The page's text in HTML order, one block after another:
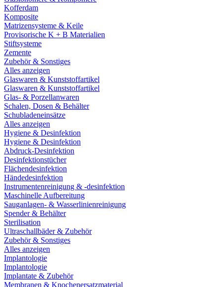
Kofferdam
Komposite
Matrizensysteme & Keile
Provisorische K + B Materialien
Stiftsysteme
Zemente
Zubehör & Sonstiges
Alles anzeigen
Glaswaren & Kunststoffartikel
Glaswaren & Kunststoffartikel
Glas- & Porzellanwaren
Schalen, Dosen & Behälter
Schubladeneinsätze
Alles anzeigen
Hygiene & Desinfektion
Hygiene & Desinfektion
Abdruck-Desinfektion
Desinfektionstücher
Flächendesinfektion
Händedesinfektion
Instrumentenreinigung & -desinfektion
Maschinelle Aufbereitung
Sauganlagen- & Wasserlinienreinigung
Spender & Behälter
Sterilisation
Ultraschallbäder & Zubehör
Zubehör & Sonstiges
Alles anzeigen
Implantologie
Implantologie
Implantate & Zubehör
Membranen & Knochenersatzmaterial